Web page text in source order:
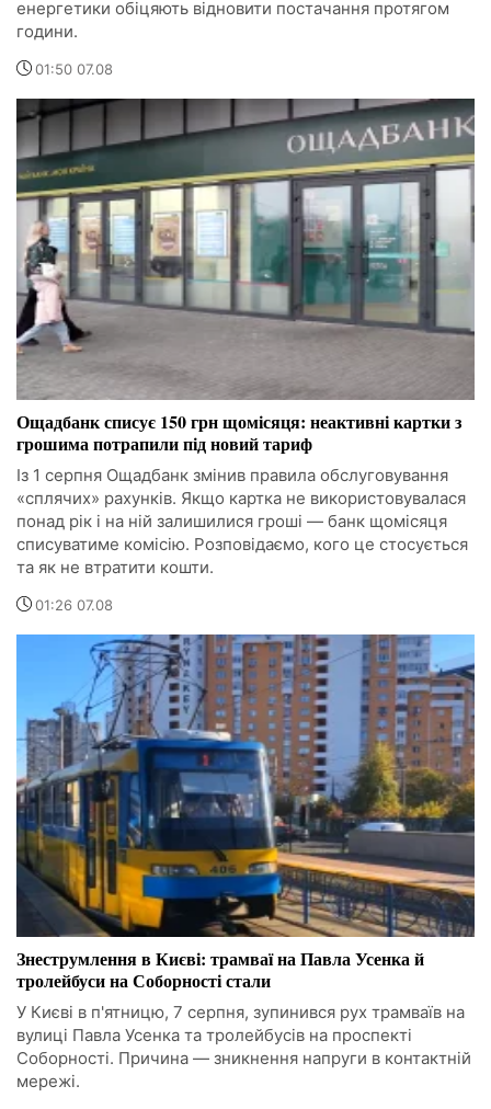
енергетики обіцяють відновити постачання протягом
години.
01:50 07.08
Ощадбанк списує 150 грн щомісяця: неактивні картки з
грошима потрапили під новий тариф
Із 1 серпня Ощадбанк змінив правила обслуговування
«сплячих» рахунків. Якщо картка не використовувалася
понад рік і на ній залишилися гроші — банк щомісяця
списуватиме комісію. Розповідаємо, кого це стосується
та як не втратити кошти.
01:26 07.08
Знеструмлення в Києві: трамваї на Павла Усенка й
тролейбуси на Соборності стали
У Києві в п'ятницю, 7 серпня, зупинився рух трамваїв на
вулиці Павла Усенка та тролейбусів на проспекті
Соборності. Причина — зникнення напруги в контактній
мережі.